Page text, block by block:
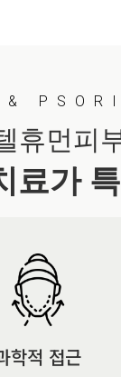
휴먼피
료가
학적 접근